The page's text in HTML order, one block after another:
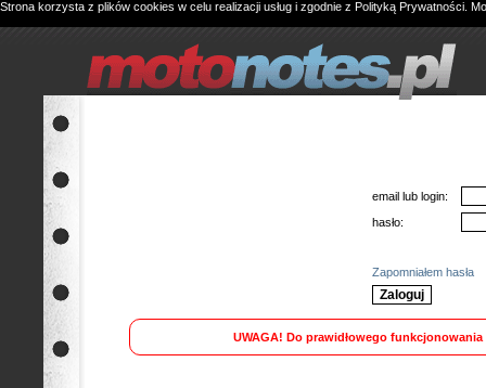
Strona korzysta z plików cookies w celu realizacji usług i zgodnie z Polityką Prywatności .
email lub login:
hasło:
Zapomniałem hasła
UWAGA! Do prawidłowego